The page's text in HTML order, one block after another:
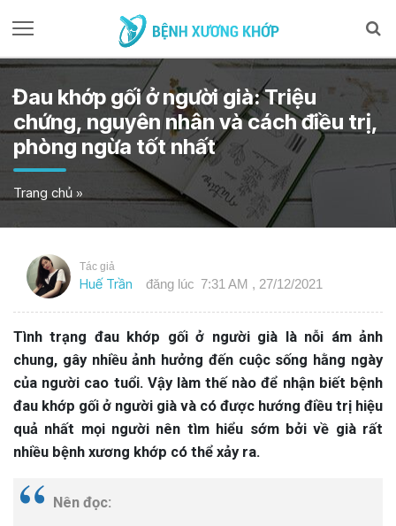
Đau khớp gối ở người già: Triệu
chứng, nguyên nhân và cách điều trị,
phòng ngừa tốt nhất
Trang chủ »
Tác giả
Huế Trần đăng lúc 7:31 AM , 27/12/2021
Tình trạng đau khớp gối ở người già là nỗi ám ảnh
chung, gây nhiều ảnh hưởng đến cuộc sống hằng ngày
của người cao tuổi. Vậy làm thế nào để nhận biết bệnh
đau khớp gối ở người già và có được hướng điều trị hiệu
quả nhất mọi người nên tìm hiểu sớm bởi về già rất
nhiều bệnh xương khớp có thể xảy ra.
Nên đọc: